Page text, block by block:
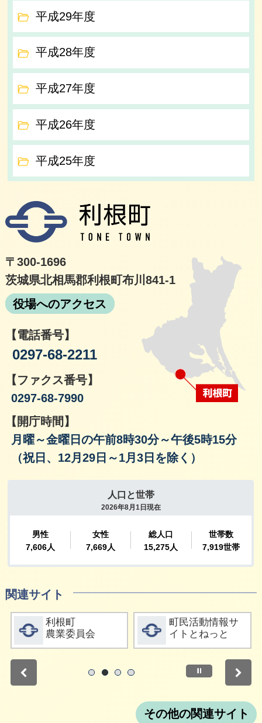
平成29年度
平成28年度
平成27年度
平成26年度
平成25年度
〒300-1696
茨城県北相馬郡利根町布川841-1
役場へのアクセス
【電話番号】
0297-68-2211
【ファクス番号】
0297-68-7990
【開庁時間】
月曜～金曜日の午前8時30分～午後5時15分
（祝日、12月29日～1月3日を除く）
関連サイト
詳細をみる
利根町
農業委員会
詳細をみる
町民活動情報サ
イトとねっと
停止
その他の関連サイト